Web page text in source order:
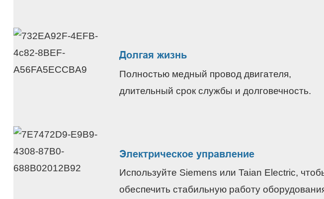
Долгая жизнь
Полностью медный провод двигателя,
длительный срок службы и долговечность.
Электрическое управление
Используйте Siemens или Taian Electric,
обеспечить стабильную работу